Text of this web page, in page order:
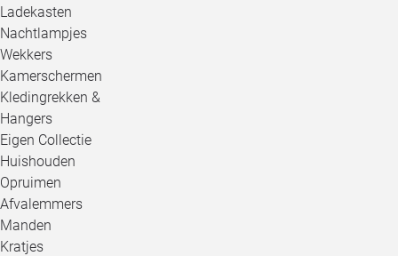
Ladekasten
Nachtlampjes
Wekkers
Kamerschermen
Kledingrekken &
Hangers
Eigen Collectie
Huishouden
Opruimen
Afvalemmers
Manden
Kratjes